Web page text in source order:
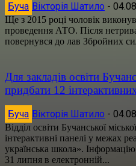
Буча Вікторія Шатило -
Ще з 2015 році чоловік
проведення АТО. Після
повернувся до лав Збройних
Для закладів освіти
придбати 12
Буча Вікторія Шатило -
Відділ освіти Бучанської
інтерактивні панелі у межах
українська школа».
31 липня в електронній...